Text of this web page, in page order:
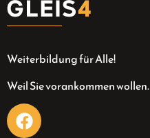
Weiterbildung für Alle!
Weil Sie vorankommen wollen.